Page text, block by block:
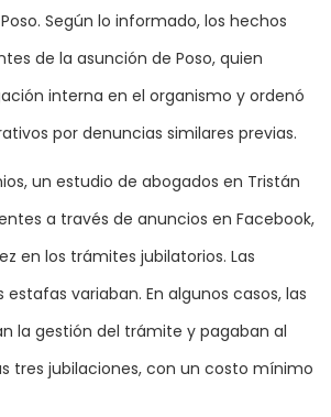
Según lo informado, los hechos
de la asunción de Poso, quien
interna en el organismo y ordenó
por denuncias similares previas.
un estudio de abogados en Tristán
a través de anuncios en Facebook,
en los trámites jubilatorios. Las
variaban. En algunos casos, las
la gestión del trámite y pagaban al
tres jubilaciones, con un costo mínimo